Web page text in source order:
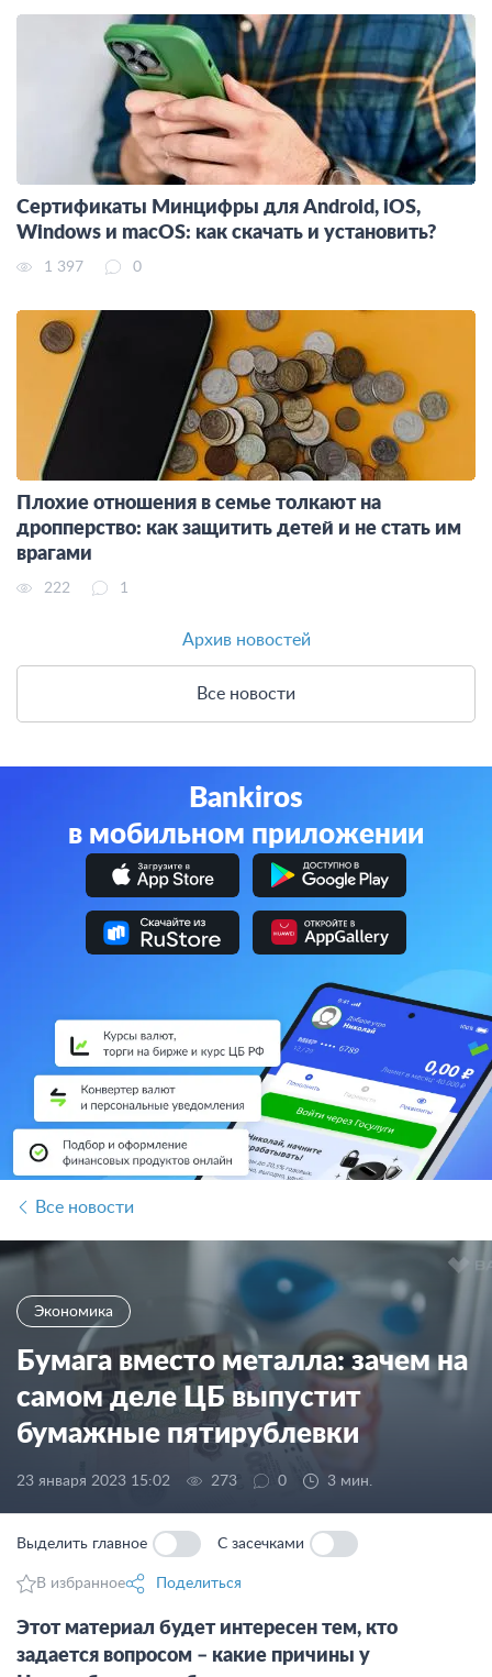
Сертификаты Минцифры для Android, iOS,
Windows и macOS: как скачать и установить?
1 397 0
Плохие отношения в семье толкают на
дропперство: как защитить детей и не стать им
врагами
222 1
Архив новостей
Все новости
Bankiros
в мобильном приложении
Все новости
Экономика
Бумага вместо металла: зачем на
самом деле ЦБ выпустит
бумажные пятирублевки
23 января 2023 15:02 273 0 3 мин.
Выделить главное С засечками
В избранное Поделиться
Этот материал будет интересен тем, кто
задается вопросом – какие причины у